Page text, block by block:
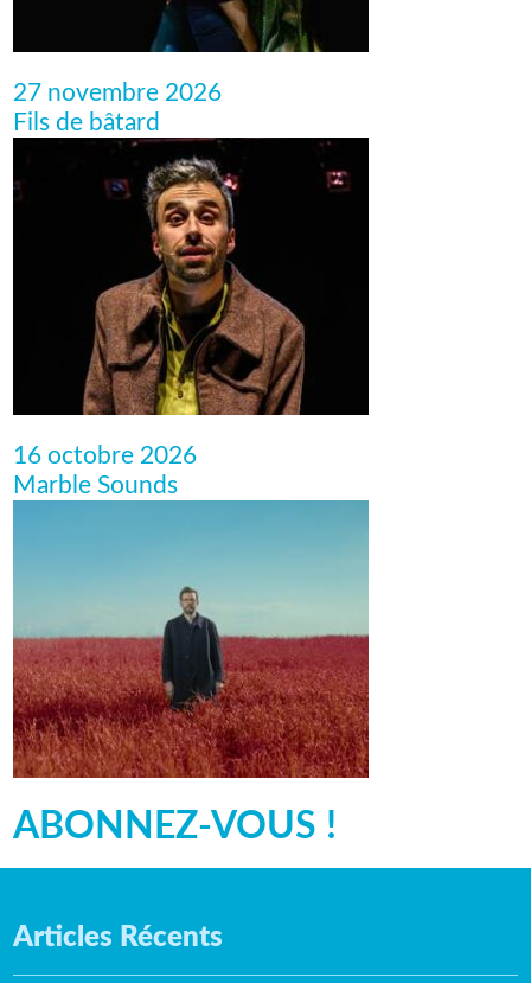
27 novembre 2026
Fils de bâtard
16 octobre 2026
Marble Sounds
ABONNEZ-VOUS !
Articles Récents